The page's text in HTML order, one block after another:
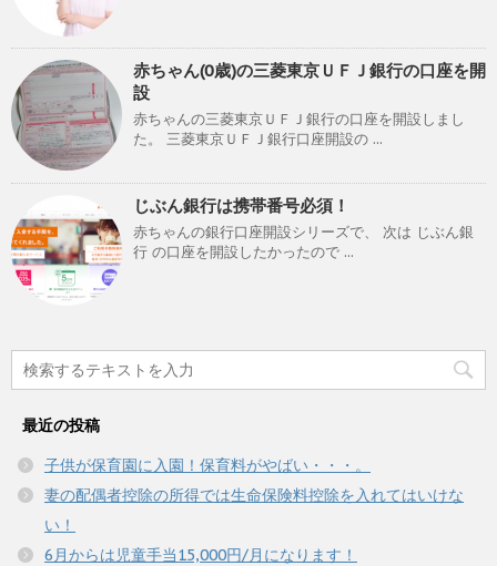
赤ちゃん(0歳)の三菱東京ＵＦＪ銀行の口座を開
設
赤ちゃんの三菱東京ＵＦＪ銀行の口座を開設しまし
た。 三菱東京ＵＦＪ銀行口座開設の ...
じぶん銀行は携帯番号必須！
赤ちゃんの銀行口座開設シリーズで、 次は じぶん銀
行 の口座を開設したかったので ...
最近の投稿
子供が保育園に入園！保育料がやばい・・・。
妻の配偶者控除の所得では生命保険料控除を入れてはいけな
い！
6月からは児童手当15,000円/月になります！